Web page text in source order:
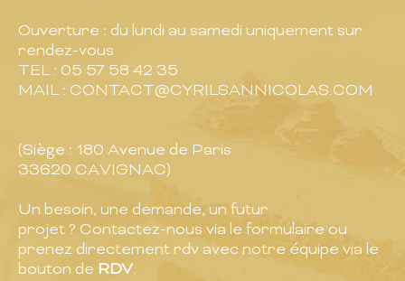
Ouverture : du lundi au samedi uniquement sur
rendez-vous
TEL : 05 57 58 42 35
MAIL : CONTACT@CYRILSANNICOLAS.COM
(Siège : 180 Avenue de Paris
33620 CAVIGNAC)
Un besoin, une demande, un futur
projet ? Contactez-nous via le formulaire ou
prenez directement rdv avec notre équipe via le
bouton de RDV.